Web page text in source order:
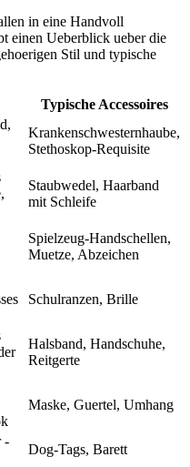
in eine Handvoll
einen Ueberblick ueber die
Stil und typische
Typische Accessoires
Krankenschwesternhaube,
Stethoskop-Requisite
Staubwedel, Haarband
mit Schleife
Spielzeug-Handschellen,
Muetze, Abzeichen
Schulranzen, Brille
Halsband, Handschuhe,
Reitgerte
Maske, Guertel, Umhang
-
Dog-Tags, Barett